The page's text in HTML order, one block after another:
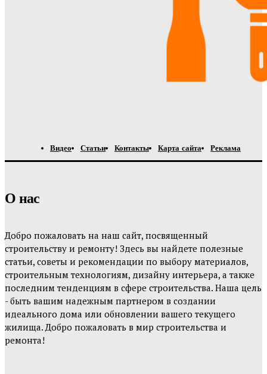
Видео Статьи Контакты Карта сайта Реклама
О нас
Добро пожаловать на наш сайт, посвященный
строительству и ремонту! Здесь вы найдете полезные
статьи, советы и рекомендации по выбору материалов,
строительным технологиям, дизайну интерьера, а также
последним тенденциям в сфере строительства. Наша цель
- быть вашим надежным партнером в создании
идеального дома или обновлении вашего текущего
жилища. Добро пожаловать в мир строительства и
ремонта!